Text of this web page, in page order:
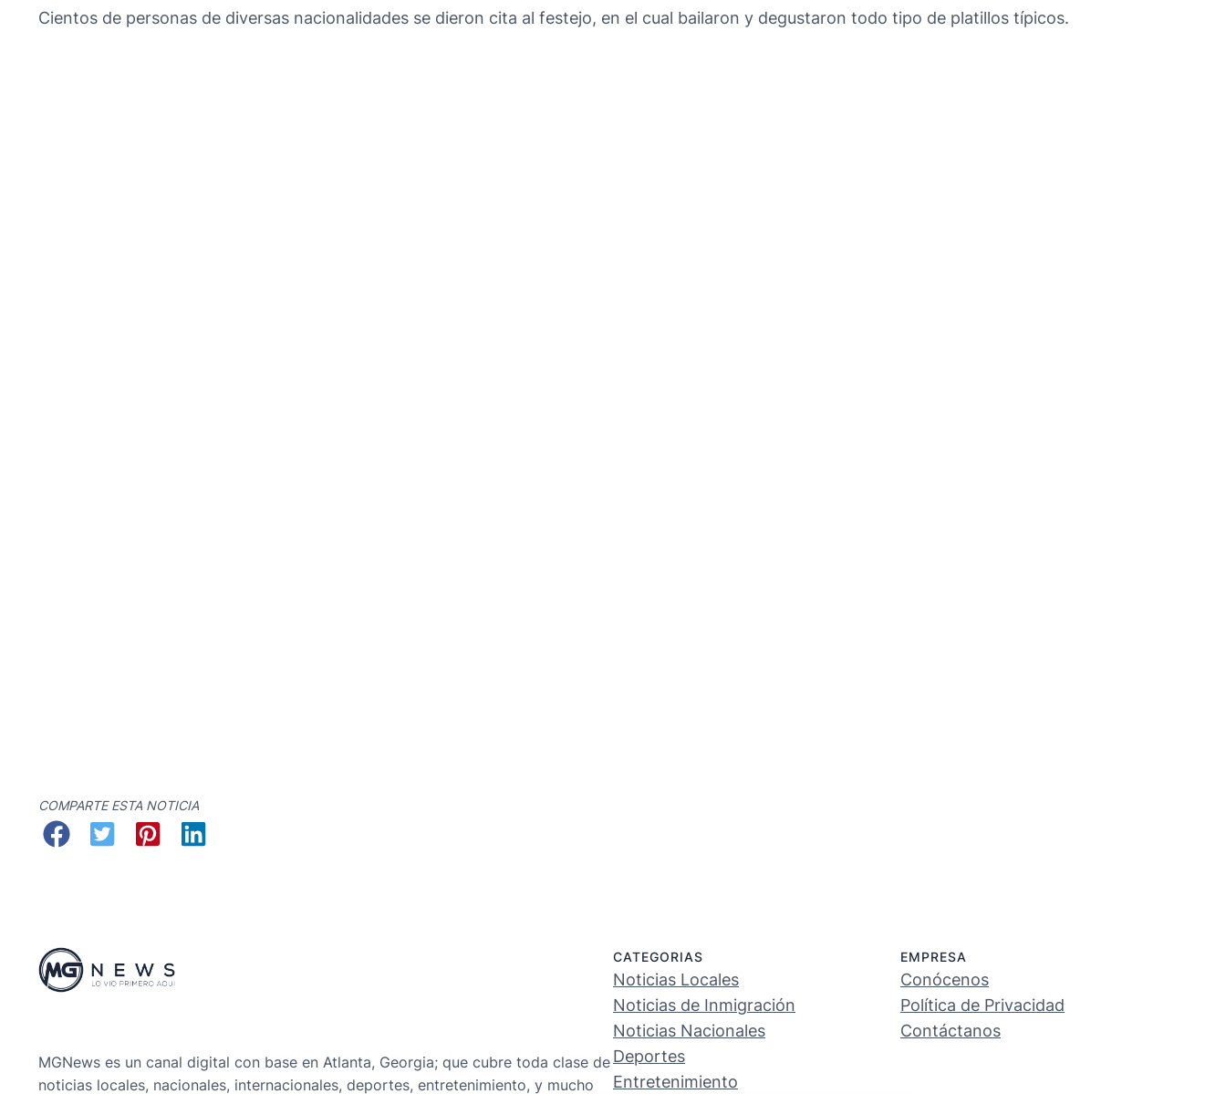
Cientos de personas de diversas nacionalidades se dieron cita al festejo, en el cual bailaron y degustaron todo tipo de platillos típicos.
COMPARTE ESTA NOTICIA
MGNews es un canal digital con base en Atlanta, Georgia; que cubre toda clase de
noticias locales, nacionales, internacionales, deportes, entretenimiento, y mucho
CATEGORIAS
Noticias Locales
Noticias de Inmigración
Noticias Nacionales
Deportes
Entretenimiento
EMPRESA
Conócenos
Política de Privacidad
Contáctanos